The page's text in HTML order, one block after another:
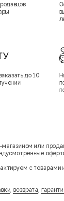
до 10
или
с товарами
,возврата,